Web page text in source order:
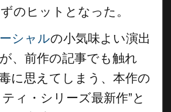
のヒットとなった。
シャルの小気味よい演出
、前作の記事でも触れ
に思えてしまう、本作の
ィ・シリーズ最新作”と